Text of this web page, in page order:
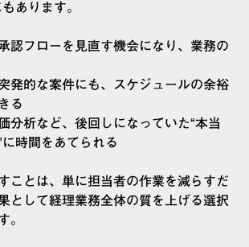
あります。
認フローを見直す機会になり、業務の
発的な案件にも、スケジュールの余裕
る
分析など、後回しになっていた“本当
時間をあてられる
ことは、単に担当者の作業を減らすだ
として経理業務全体の質を上げる選択
。